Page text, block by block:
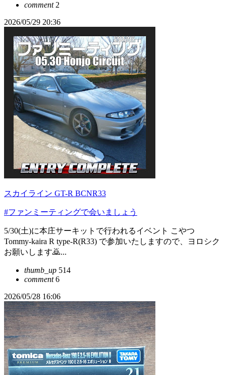
comment2
2026/05/29 20:36
スカイライン GT-R BCNR33
#ファンミーティングで会いましょう
5/30(土)に本庄サーキットで行われるイベント こやつ
Tommy-kaira R type-R(R33) で参加いたしますので、ヨロシク
お願いします🙇...
thumb_up 514
comment6
2026/05/28 16:06